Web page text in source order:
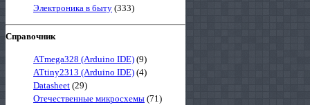
Электроника в быту (333)
Справочник
ATmega328 (Arduino IDE) (9)
ATtiny2313 (Arduino IDE) (4)
Datasheet (29)
Отечественные микросхемы (71)